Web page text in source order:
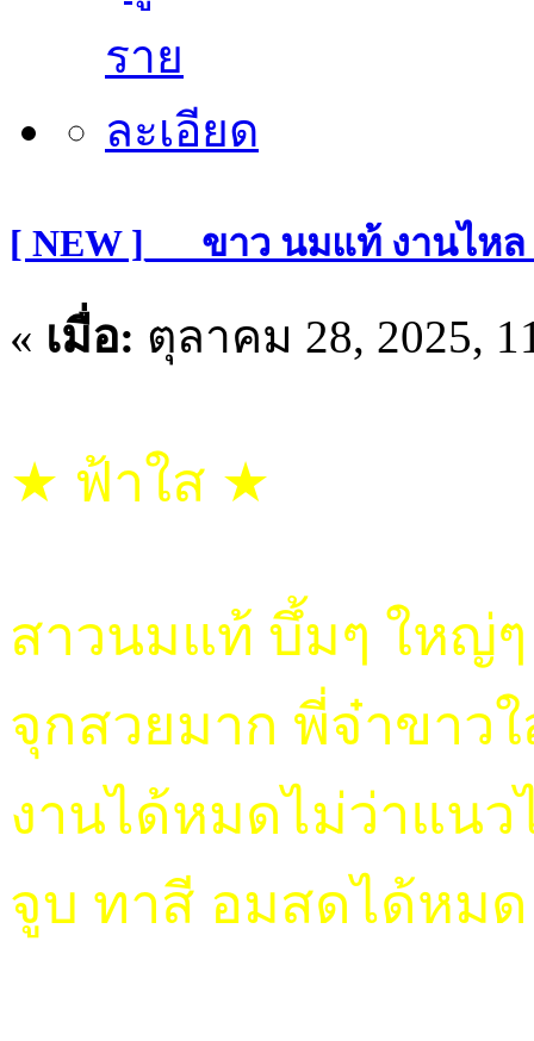
[ NEW ]___ขาว นมแท้ งานไห
« เมื่อ: ตุลาคม 28, 2025,
★ ฟ้าใส ★
สาวนมแท้ บึ้มๆ ใหญ่ๆ
จุกสวยมาก พี่จ๋าขาว
งานได้หมดไม่ว่าแน
จูบ ทาสี อมสดได้หมด